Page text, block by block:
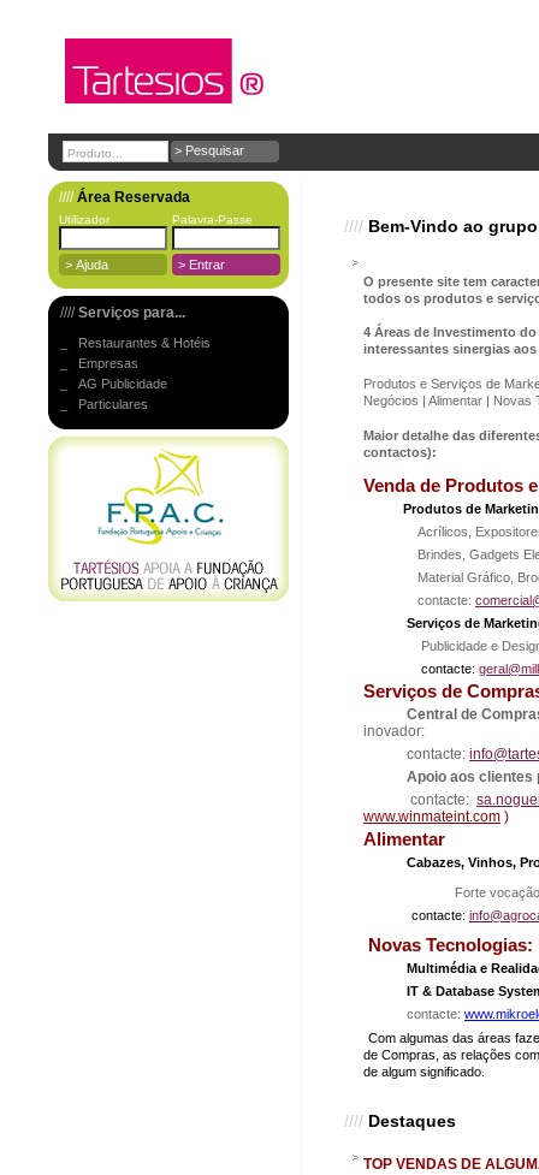
////Área Reservada
Utilizador Palavra-Passe
////Serviços para...
_ Restaurantes & Hotéis
_ Empresas
_ AG Publicidade
_ Particulares
//// Bem-Vindo ao
O presente site tem
todos os produtos e
4 Áreas de Investimento
interessantes sinergias
Produtos e Serviços de
Negócios | Alimentar | Novas
Maior detalhe das
contactos):
Venda de Produtos
Produtos de
Acrílicos,
Brindes, Gadgets
Material Gráfico,
contacte:
Serviços de
Publicidade e
contacte:
Serviços de
Central de
inovador:
contacte:
Apoio aos clientes
contacte:
www.winmateint.com )
Alimentar
Cabazes, Vinhos,
Forte vocação
contacte:
Novas Tecnologias:
Multimédia e
IT & Database
contacte:
Com algumas das áreas
de Compras, as relações
de algum significado.
//// Destaques
TOP VENDAS DE